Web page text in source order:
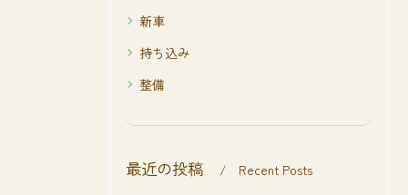
新車
持ち込み
整備
最近の投稿 Recent Posts